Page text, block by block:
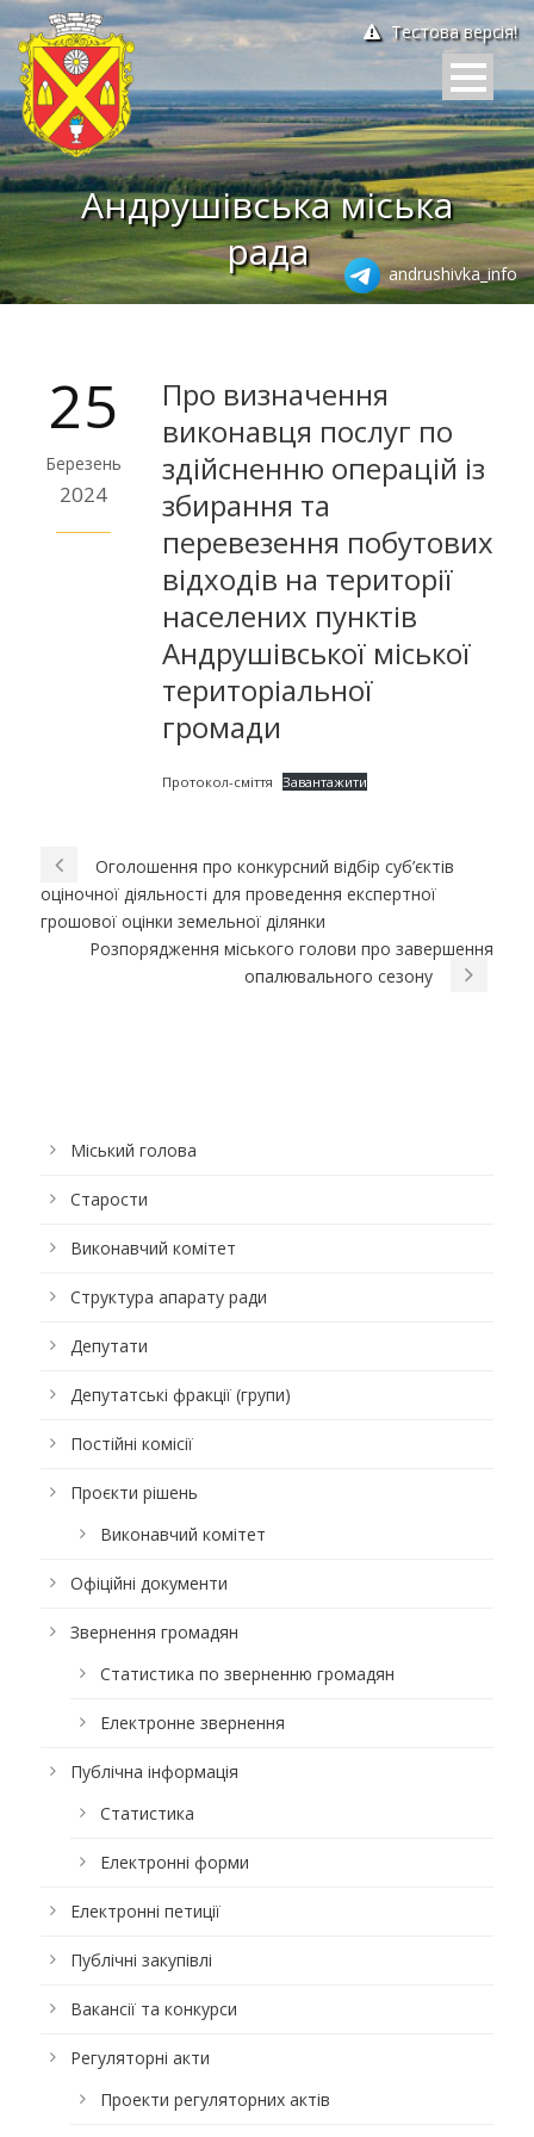
Тестова версія!
Андрушівська міська
рада
andrushivka_info
25
Березень
2024
Про визначення
виконавця послуг по
здійсненню операцій із
збирання та
перевезення побутових
відходів на території
населених пунктів
Андрушівської міської
територіальної
громади
Протокол-сміття Завантажити
Оголошення про конкурсний відбір суб’єктів
оціночної діяльності для проведення експертної
грошової оцінки земельної ділянки
Розпорядження міського голови про завершення
опалювального сезону
Міський голова
Старости
Виконавчий комітет
Структура апарату ради
Депутати
Депутатські фракції (групи)
Постійні комісії
Проєкти рішень
Виконавчий комітет
Офіційні документи
Звернення громадян
Статистика по зверненню громадян
Електронне звернення
Публічна інформація
Статистика
Електронні форми
Електронні петиції
Публічні закупівлі
Вакансії та конкурси
Регуляторні акти
Проекти регуляторних актів